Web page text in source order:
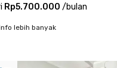
Rp5.700.000 /bulan
lebih banyak